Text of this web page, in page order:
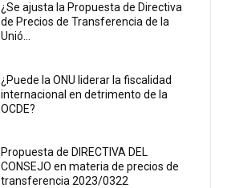
¿Se ajusta la Propuesta de Directiva
de Precios de Transferencia de la
Unió...
¿Puede la ONU liderar la fiscalidad
internacional en detrimento de la
OCDE?
Propuesta de DIRECTIVA DEL
CONSEJO en materia de precios de
transferencia 2023/0322